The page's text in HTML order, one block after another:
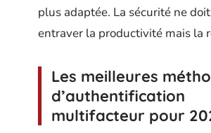
plus adaptée. La sécurité ne
entraver la productivité mais la
Les meilleures
d’authentification
multifacteur pour